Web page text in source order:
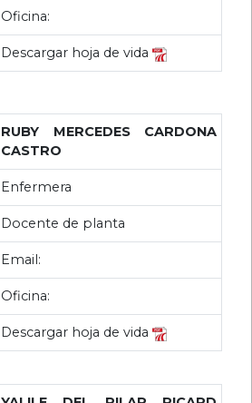
Oficina:
Descargar hoja de vida
RUBY MERCEDES CARDONA
CASTRO
Enfermera
Docente de planta
Email:
Oficina:
Descargar hoja de vida